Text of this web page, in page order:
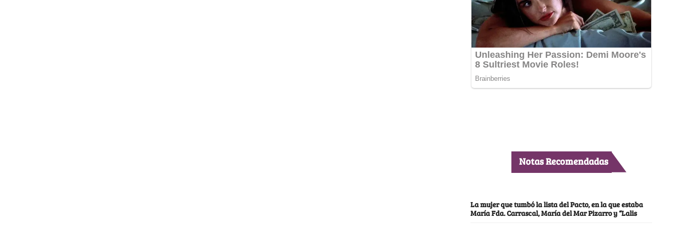
Notas Recomendadas
La mujer que tumbó la lista del Pacto, en la que estaba
María Fda. Carrascal, María del Mar Pizarro y “Lalis